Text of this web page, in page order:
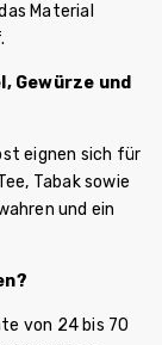
Material
Gewürze und
eignen sich für
Tabak sowie
und ein
von 24 bis 70